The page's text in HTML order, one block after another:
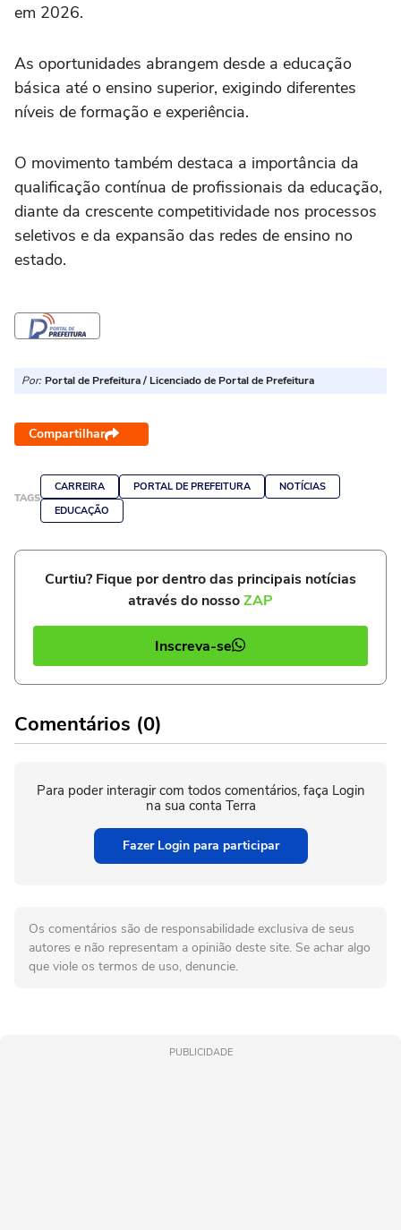
em 2026.
As oportunidades abrangem desde a educação
básica até o ensino superior, exigindo diferentes
níveis de formação e experiência.
O movimento também destaca a importância da
qualificação contínua de profissionais da educação,
diante da crescente competitividade nos processos
seletivos e da expansão das redes de ensino no
estado.
Por: Portal de Prefeitura / Licenciado de Portal de Prefeitura
Compartilhar
TAGS
CARREIRA PORTAL DE PREFEITURA
NOTÍCIAS
EDUCAÇÃO
Curtiu? Fique por dentro das principais notícias
através do nossoZAP
Inscreva-se
Comentários (0)
Para poder interagir com todos comentários, faça Login
na sua conta Terra
Fazer Login para participar
Os comentários são de responsabilidade exclusiva de seus
autores e não representam a opinião deste site. Se achar algo
que viole os termos de uso, denuncie.
PUBLICIDADE